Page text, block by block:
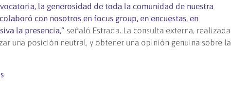
la generosidad de toda la comunidad de nuestra
con nosotros en focus group, en encuestas, en
la presencia,” señaló Estrada. La consulta externa, realizada
una posición neutral, y obtener una opinión genuina sobre la